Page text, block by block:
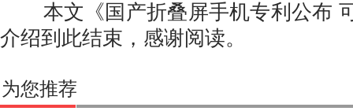
本文《国产折叠屏手机专利公布
介绍到此结束，感谢阅读。
为您推荐